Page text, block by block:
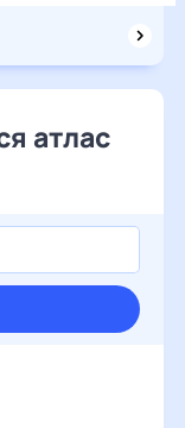
атлас